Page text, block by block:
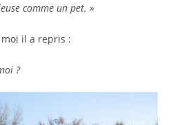
comme un pet. »
il a repris :
?